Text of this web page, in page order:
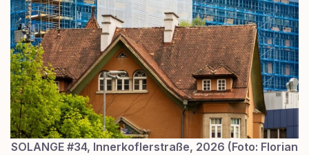
SOLANGE #34, Innerkoflerstraße, 2026 (Foto: Florian